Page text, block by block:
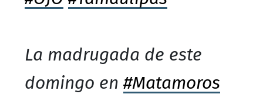
La madrugada de este
domingo en #Matamoros